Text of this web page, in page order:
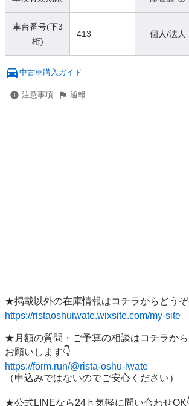
車台番号(下3
桁)
413 個人/法人
中古車購入ガイド
注意事項 通報
https://ristaoshuiwate.wixsite.com/my-site
★月額の質問・ご予算の相談はコチラから
https://form.run/@rista-oshu-iwate
（申込みではないのでご安心ください）